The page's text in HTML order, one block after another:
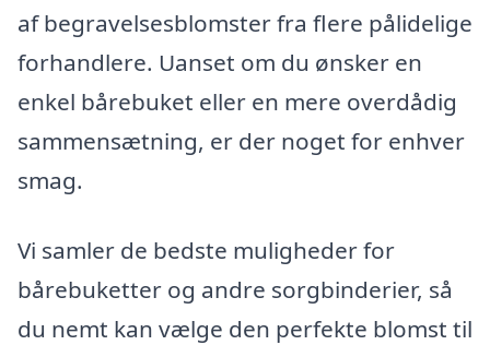
af begravelsesblomster fra flere pålidelige
forhandlere. Uanset om du ønsker en
enkel bårebuket eller en mere overdådig
sammensætning, er der noget for enhver
smag.
Vi samler de bedste muligheder for
bårebuketter og andre sorgbinderier, så
du nemt kan vælge den perfekte blomst til